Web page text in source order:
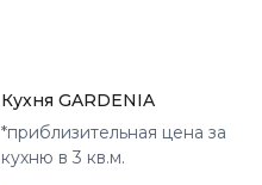
Кухня GARDENIA
*приблизительная цена за
кухню в 3 кв.м.